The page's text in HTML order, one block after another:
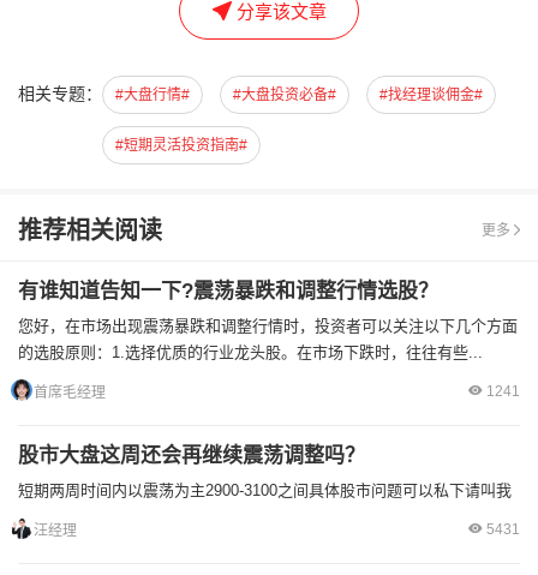
分享该文章
相关专题： #大盘行情# #大盘投资必备# #找经理谈佣金#
#短期灵活投资指南#
推荐相关阅读 更多
有谁知道告知一下?震荡暴跌和调整行情选股？
您好，在市场出现震荡暴跌和调整行情时，投资者可以关注以下几个方面
的选股原则：1.选择优质的行业龙头股。在市场下跌时，往往有些...
首席毛经理 1241
股市大盘这周还会再继续震荡调整吗？
短期两周时间内以震荡为主2900-3100之间具体股市问题可以私下请叫我
汪经理 5431